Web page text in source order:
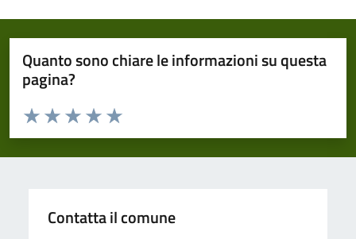
Quanto sono chiare le informazioni su questa
pagina?
Domanda
Valuta da 1 a 5 stelle la pagina
Valuta 5 stelle su 5
Valuta 4 stelle su 5
Valuta 3 stelle su 5
Valuta 2 stelle su 5
Valuta 1 stelle su 5
Contatta il comune